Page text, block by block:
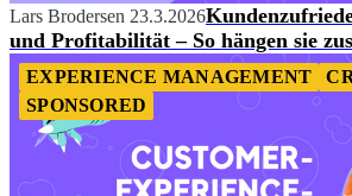
Lars Brodersen 23.3.2026
und Profitabilität – So hängen sie
EXPERIENCE MANAGEMENT
SPONSORED